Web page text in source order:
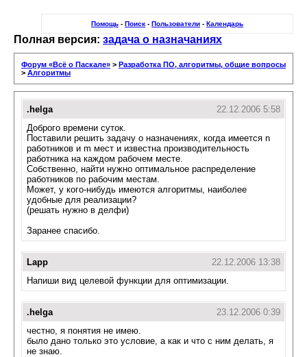
Помощь - Поиск - Пользователи - Календарь
Полная версия: задача о назначаниях
Форум «Всё о Паскале» > Разработка ПО, алгоритмы, общие вопросы
> Алгоритмы
.helga
22.12.2006 5:58
Доброго времени суток.
Поставили решить задачу о назначениях, когда имеется n
работников и m мест и известна производительность
работника на каждом рабочем месте.
Собственно, найти нужно оптимальное распределение
работников по рабочим местам.
Может, у кого-нибудь имеются алгоритмы, наиболее
удобные для реализации?
(решать нужно в делфи)
Заранее спасибо.
Lapp
22.12.2006 13:38
Напиши вид целевой функции для оптимизации.
.helga
23.12.2006 0:39
честно, я понятия не имею.
было дано только это условие, а как и что с ним делать, я
не знаю.